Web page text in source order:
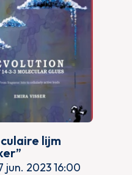
lijm
jun. 2023 16:00